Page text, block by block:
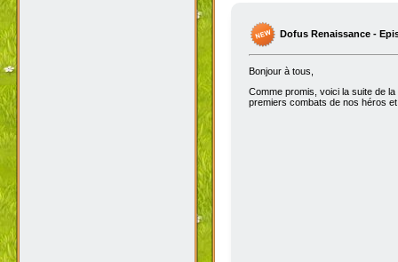
Dofus Renaissance -
Bonjour à tous,
Comme promis, voici la suite de
premiers combats de nos héros